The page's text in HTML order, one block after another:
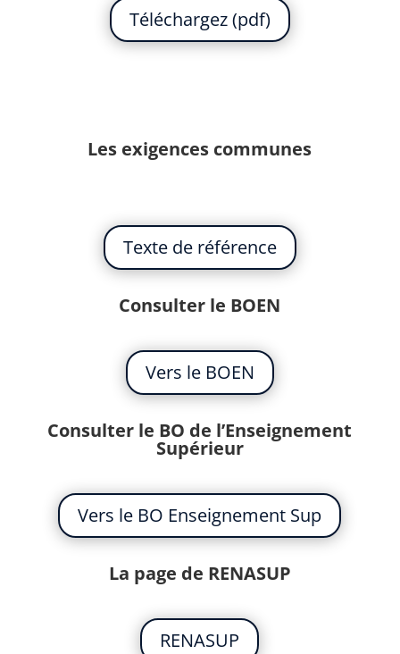
Téléchargez (pdf)
Les exigences communes
Texte de référence
Consulter le BOEN
Vers le BOEN
Consulter le BO de l’Enseignement
Supérieur
Vers le BO Enseignement Sup
La page de RENASUP
RENASUP